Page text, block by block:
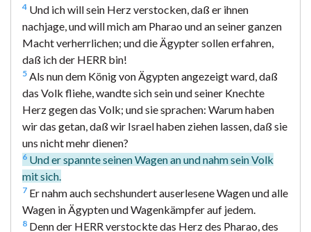
4 Und ich will sein Herz verstocken, daß er ihnen
nachjage, und will mich am Pharao und an seiner ganzen
Macht verherrlichen; und die Ägypter sollen erfahren,
daß ich der HERR bin!
5 Als nun dem König von Ägypten angezeigt ward, daß
das Volk fliehe, wandte sich sein und seiner Knechte
Herz gegen das Volk; und sie sprachen: Warum haben
wir das getan, daß wir Israel haben ziehen lassen, daß sie
uns nicht mehr dienen?
6 Und er spannte seinen Wagen an und nahm sein Volk
mit sich.
7 Er nahm auch sechshundert auserlesene Wagen und alle
Wagen in Ägypten und Wagenkämpfer auf jedem.
8 Denn der HERR verstockte das Herz des Pharao, des